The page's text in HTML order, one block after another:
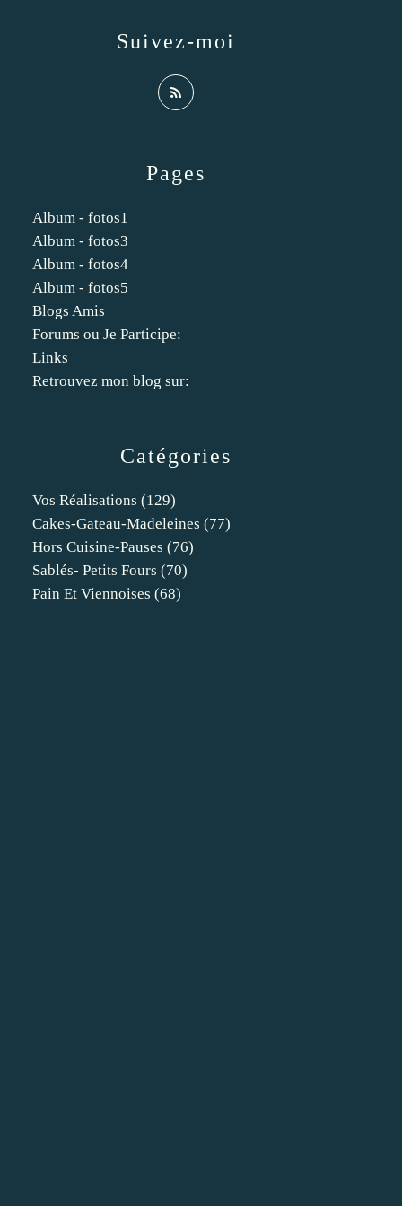
Catégories
Vos Réalisations (129)
Cakes-Gateau-Madeleines (77)
Hors Cuisine-Pauses (76)
Sablés- Petits Fours (70)
Pain Et Viennoises (68)
Pages
Album - fotos1
Album - fotos3
Album - fotos4
Album - fotos5
Blogs Amis
Forums ou Je Participe:
Links
Retrouvez mon blog sur:
Suivez-moi